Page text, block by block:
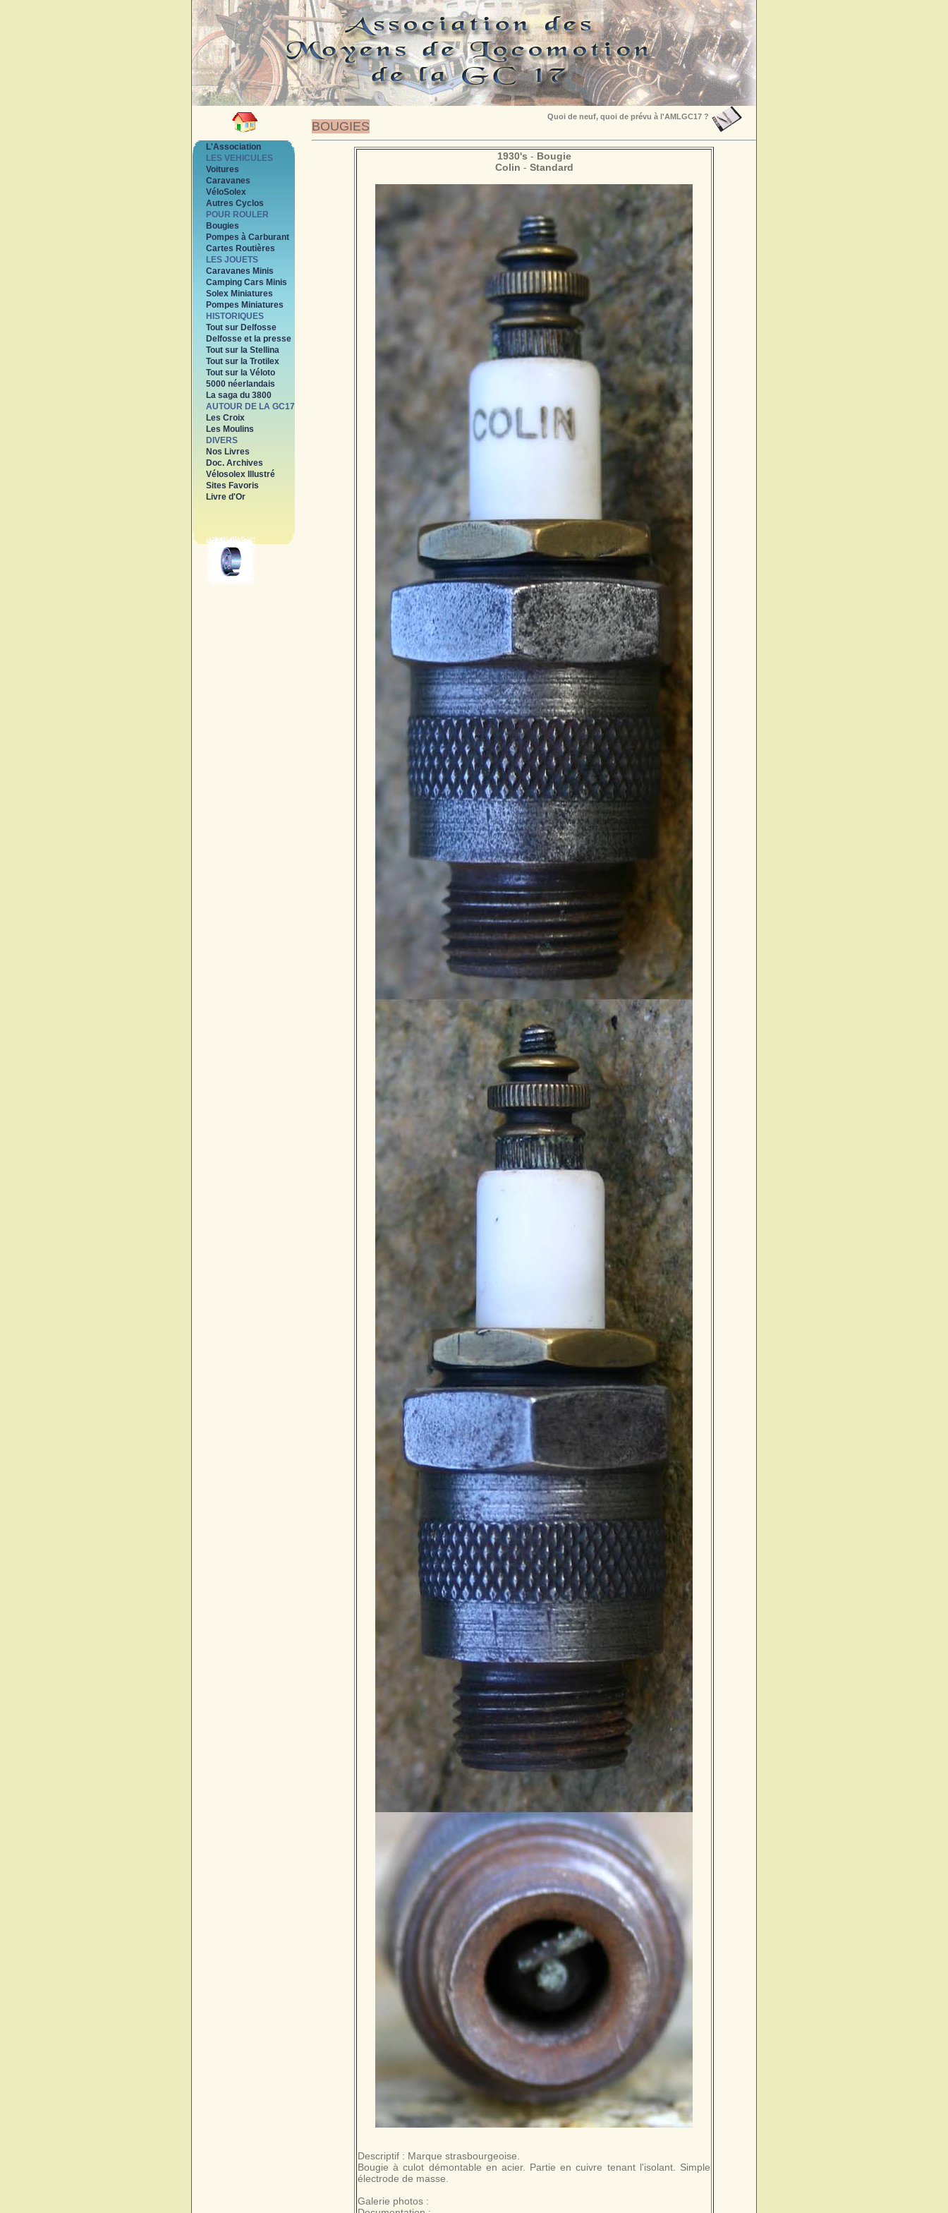
BOUGIES
Quoi de neuf, quoi de prévu à l'AMLGC17 ?
L'Association
LES VEHICULES
Voitures
Caravanes
VéloSolex
Autres Cyclos
POUR ROULER
Bougies
Pompes à Carburant
Cartes Routières
LES JOUETS
Caravanes Minis
Camping Cars Minis
Solex Miniatures
Pompes Miniatures
HISTORIQUES
Tout sur Delfosse
Delfosse et la presse
Tout sur la Stellina
Tout sur la Trotilex
Tout sur la Véloto
5000 néerlandais
La saga du 3800
AUTOUR DE LA GC17
Les Croix
Les Moulins
DIVERS
Nos Livres
Doc. Archives
Vélosolex Illustré
Sites Favoris
Livre d'Or
1930's - Bougie
Colin - Standard
Descriptif : Marque strasbourgeoise.
Bougie à culot démontable en acier. Partie en cuivre tenant l'isolant. Simple
électrode de masse.
Galerie photos :